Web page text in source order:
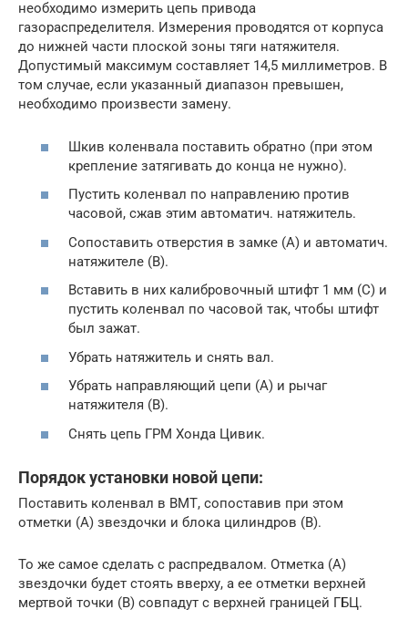
необходимо измерить цепь привода
газораспределителя. Измерения проводятся от корпуса
до нижней части плоской зоны тяги натяжителя.
Допустимый максимум составляет 14,5 миллиметров. В
том случае, если указанный диапазон превышен,
необходимо произвести замену.
Шкив коленвала поставить обратно (при этом
крепление затягивать до конца не нужно).
Пустить коленвал по направлению против
часовой, сжав этим автоматич. натяжитель.
Сопоставить отверстия в замке (A) и автоматич.
натяжителе (B).
Вставить в них калибровочный штифт 1 мм (C) и
пустить коленвал по часовой так, чтобы штифт
был зажат.
Убрать натяжитель и снять вал.
Убрать направляющий цепи (A) и рычаг
натяжителя (B).
Снять цепь ГРМ Хонда Цивик.
Порядок установки новой цепи:
Поставить коленвал в ВМТ, сопоставив при этом
отметки (А) звездочки и блока цилиндров (В).
То же самое сделать с распредвалом. Отметка (А)
звездочки будет стоять вверху, а ее отметки верхней
мертвой точки (В) совпадут с верхней границей ГБЦ.